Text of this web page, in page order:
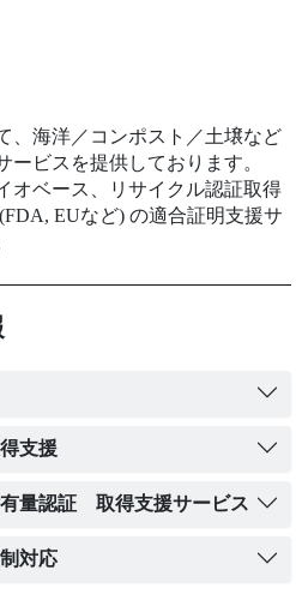
、海洋／コンポスト／土壌など
ビスを提供しております。
オベース、リサイクル認証取得
EUなど) の適合証明支援サ
支援
有量認証 取得支援サービス
対応